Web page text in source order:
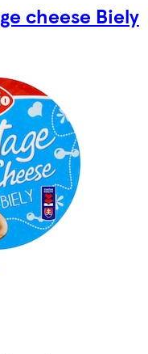
cheese Biely